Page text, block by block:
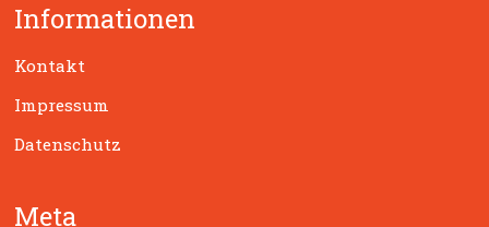
e
n
Informationen
Kontakt
Impressum
Datenschutz
Meta